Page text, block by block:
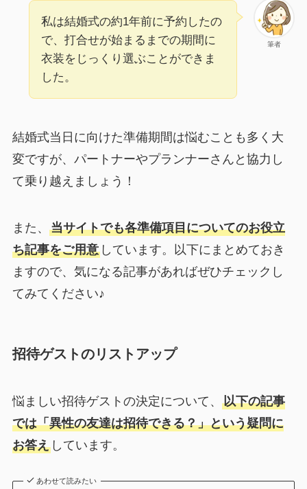
筆者
私は結婚式の約1年前に予約したの
で、打合せが始まるまでの期間に
衣装をじっくり選ぶことができま
した。
結婚式当日に向けた準備期間は悩むことも多く大
変ですが、パートナーやプランナーさんと協力し
て乗り越えましょう！
また、 当サイトでも各準備項目についてのお役立
ち記事をご用意しています。以下にまとめておき
ますので、気になる記事があればぜひチェックし
てみてください♪
招待ゲストのリストアップ
悩ましい招待ゲストの決定について、 以下の記事
では「異性の友達は招待できる？」という疑問に
お答えしています。
あわせて読みたい